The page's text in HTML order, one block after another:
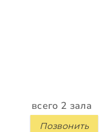
всего 2 зала
Позвонить